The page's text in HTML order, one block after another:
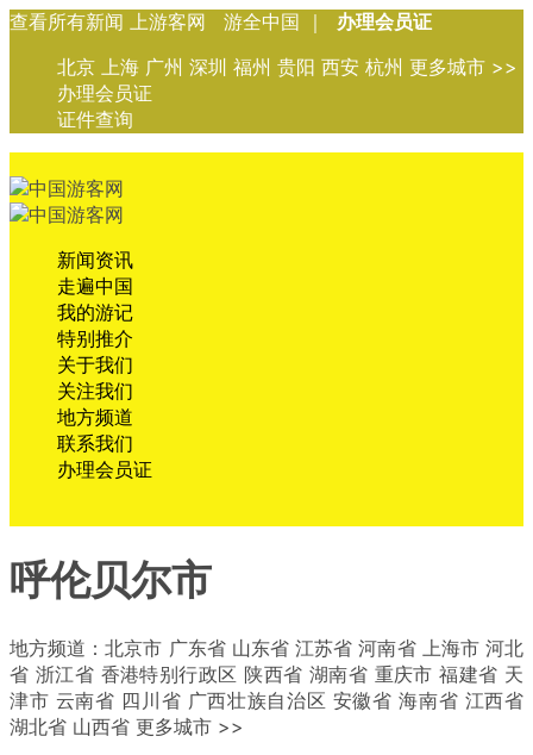
查看所有新闻 上游客网 游全中国 ｜
办理会员证
北京 上海 广州 深圳 福州 贵阳 西安 杭州 更多城市 >>
办理会员证
证件查询
新闻资讯
走遍中国
我的游记
特别推介
关于我们
关注我们
地方频道
联系我们
办理会员证
呼伦贝尔市
地方频道：北京市 广东省 山东省 江苏省 河南省 上海市 河北
省 浙江省 香港特别行政区 陕西省 湖南省 重庆市 福建省 天
津市 云南省 四川省 广西壮族自治区 安徽省 海南省 江西省
湖北省 山西省 更多城市 >>